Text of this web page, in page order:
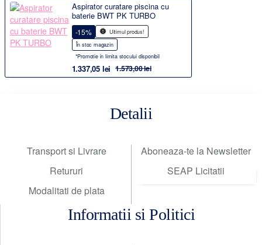
Aspirator curatare piscina cu
baterie BWT PK TURBO
Ultimul produs!
În stoc magazin
*Promotie in limita stocului disponibil
-15%
1.337,05 lei 1.573,00 lei
Detalii
Transport si Livrare
Retururi
Modalitati de plata
Aboneaza-te la Newsletter
SEAP Licitatii
Informatii si Politici